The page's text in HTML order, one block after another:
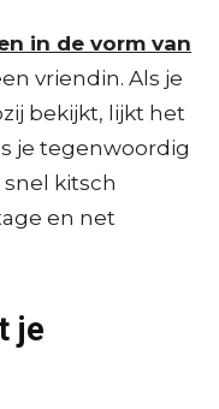
in de vorm van
vriendin. Als je
bekijkt, lijkt het
je tegenwoordig
kitsch
en net
je